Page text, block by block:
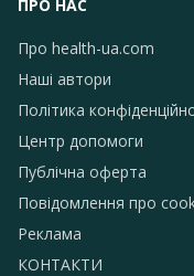
ПРО НАС
Про health-ua.com
Наші автори
Політика
Центр допомоги
Публічна оферта
Повідомлення про
Реклама
КОНТАКТИ